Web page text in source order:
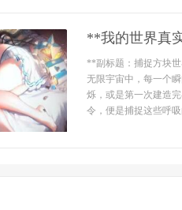
**我的世界真
**副标题：捕捉方块
无限宇宙中，每一个
烁，或是第一次建造
令，便是捕捉这些呼